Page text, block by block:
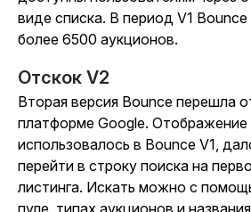
виде списка. В период V1
более 6500 аукционов.
Отскок V2
Вторая версия Bounce перешла
платформе Google. Отображение
использовалось в Bounce V1,
перейти в строку поиска на
листинга. Искать можно с
пуле, типах аукционов и